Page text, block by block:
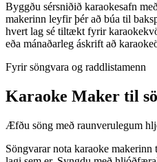
Byggðu sérsniðið karaokesafn
makerinn leyfir þér að búa til
hvert lag sé tiltækt fyrir
eða mánaðarleg áskrift að
Fyrir söngvara og raddlistamenn
Karaoke Maker til
Æfðu söng með raunverulegum
Söngvarar nota karaoke